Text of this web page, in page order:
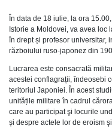
În data de 18 iulie, la ora
Istorie a Moldovei, va avea loc
în drept și profesor universitar,
războiului ruso-japonez din
Lucrarea este consacrată
acestei conflagrații, îndeosebi
teritoriul Japoniei. În acest
unitățile militare în cadrul
care au participat şi locurile
și despre actele lor de eroism